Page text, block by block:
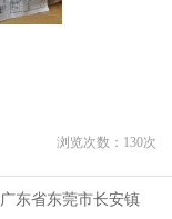
浏览次数： 130次
广东省东莞市长安镇